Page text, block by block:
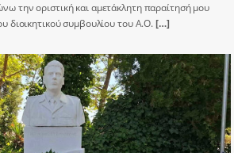
την οριστική και αμετάκλητη παραίτησή μου
διοικητικού συμβουλίου του Α.Ο.[…]